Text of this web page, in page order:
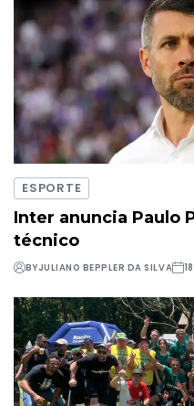
ESPORTE
Inter anuncia Paulo
técnico
BYJULIANO BEPPLER DA SILVA